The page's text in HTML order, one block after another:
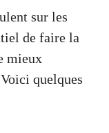
sur les
de faire la
mieux
quelques